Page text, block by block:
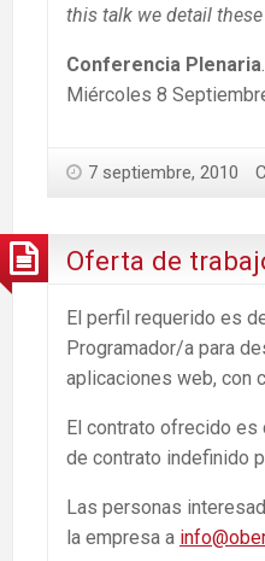
this talk we detail these
Conferencia Plenaria
Miércoles 8
7 septiembre, 2010
Oferta de
El perfil requerido es
Programador/a para
aplicaciones web, con
El contrato ofrecido es
de contrato indefinido
Las personas
la empresa a